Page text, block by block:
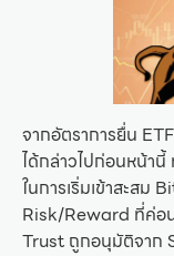
จากอัตราการยื่น
ได้กล่าวไปก่อนหน้านี้
ในการเริ่มเข้าสะสม
Risk/Reward ที่ค่อ
Trust ถูกอนุมัติจาก